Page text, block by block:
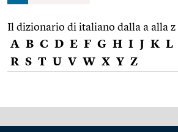
Il dizionario di italiano dalla a alla z
A B C D E F G H I J K L
R S T U V W X Y Z